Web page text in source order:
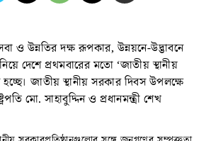
ও উন্নতির দক্ষ রূপকার, উন্নয়নে-উদ্ভাবনে
দেশে প্রথমবারের মতো ‘জাতীয় স্থানীয়
জাতীয় স্থানীয় সরকার দিবস উপলক্ষে
মো. সাহাবুদ্দিন ও প্রধানমন্ত্রী শেখ